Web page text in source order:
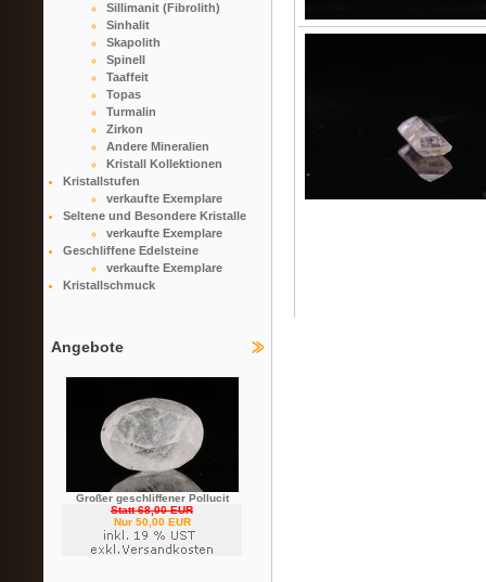
Sillimanit (Fibrolith)
Sinhalit
Skapolith
Spinell
Taaffeit
Topas
Turmalin
Zirkon
Andere Mineralien
Kristall Kollektionen
Kristallstufen
verkaufte Exemplare
Seltene und Besondere Kristalle
verkaufte Exemplare
Geschliffene Edelsteine
verkaufte Exemplare
Kristallschmuck
Angebote
Großer geschliffener Pollucit
Statt 68,00 EUR
Nur 50,00 EUR